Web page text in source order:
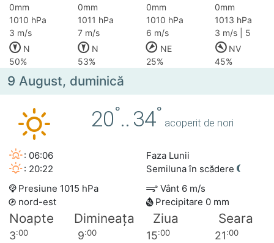
0mm 0mm 0mm
0mm
1010 hPa
1011 hPa 1010 hPa
1013 hPa
3 m/s
7 m/s 6 m/s
3 m/s | 5
N
N NE
NV
50%
53% 25% 45%
9 August, duminică
20°.. 34°
acoperit de nori
: 06:06
: 20:22
Faza Lunii
Semiluna în scădere
Presiune 1015 hPa
Vânt 6 m/s
nord-est
Precipitare 0 mm
Noapte Dimineața Ziua Seara
3:00 9:00 15:00 21:00